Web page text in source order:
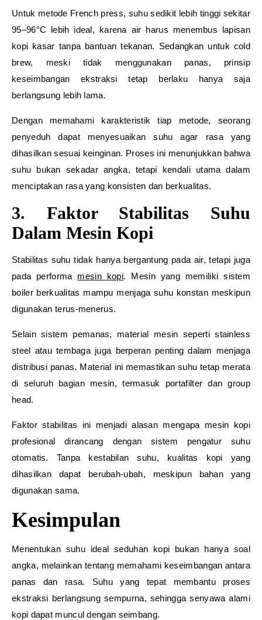
Untuk metode French press, suhu sedikit lebih tinggi sekitar
95–96°C lebih ideal, karena air harus menembus lapisan
kopi kasar tanpa bantuan tekanan. Sedangkan untuk cold
brew, meski tidak menggunakan panas, prinsip
keseimbangan ekstraksi tetap berlaku hanya saja
berlangsung lebih lama.
Dengan memahami karakteristik tiap metode, seorang
penyeduh dapat menyesuaikan suhu agar rasa yang
dihasilkan sesuai keinginan. Proses ini menunjukkan bahwa
suhu bukan sekadar angka, tetapi kendali utama dalam
menciptakan rasa yang konsisten dan berkualitas.
3. Faktor Stabilitas Suhu
Dalam Mesin Kopi
Stabilitas suhu tidak hanya bergantung pada air, tetapi juga
pada performa mesin kopi. Mesin yang memiliki sistem
boiler berkualitas mampu menjaga suhu konstan meskipun
digunakan terus-menerus.
Selain sistem pemanas, material mesin seperti stainless
steel atau tembaga juga berperan penting dalam menjaga
distribusi panas. Material ini memastikan suhu tetap merata
di seluruh bagian mesin, termasuk portafilter dan group
head.
Faktor stabilitas ini menjadi alasan mengapa mesin kopi
profesional dirancang dengan sistem pengatur suhu
otomatis. Tanpa kestabilan suhu, kualitas kopi yang
dihasilkan dapat berubah-ubah, meskipun bahan yang
digunakan sama.
Kesimpulan
Menentukan suhu ideal seduhan kopi bukan hanya soal
angka, melainkan tentang memahami keseimbangan antara
panas dan rasa. Suhu yang tepat membantu proses
ekstraksi berlangsung sempurna, sehingga senyawa alami
kopi dapat muncul dengan seimbang.